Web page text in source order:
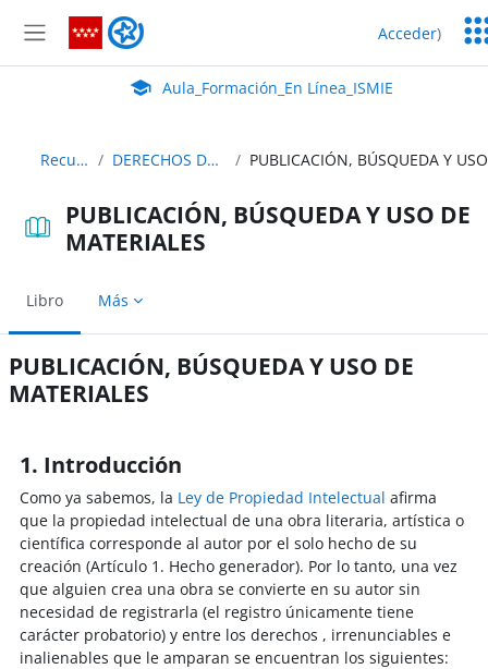
Panel lateral
Aula_Formación_En Línea_ISMIE Acceder)
Aula Virtual de EducaMadrid:
Aula_Formación_En Línea_ISMIE
Recursos DERECHOS DE AUTOR
PUBLICACIÓN, BÚSQUEDA Y USO DE
MATERIALES
Libro Más
PUBLICACIÓN, BÚSQUEDA Y USO DE
MATERIALES
1. Introducción
Como ya sabemos, la Ley de Propiedad Intelectual afirma
que la propiedad intelectual de una obra literaria, artística o
científica corresponde al autor por el solo hecho de su
creación (Artículo 1. Hecho generador). Por lo tanto, una vez
que alguien crea una obra se convierte en su autor sin
necesidad de registrarla (el registro únicamente tiene
carácter probatorio) y entre los derechos , irrenunciables e
inalienables que le amparan se encuentran los siguientes: